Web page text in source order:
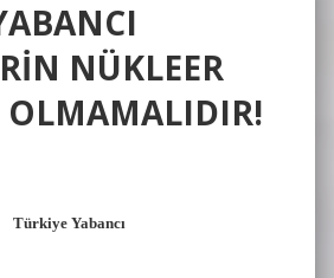
NÜKLEER
OLMAMALIDIR!
Türkiye Yabancı